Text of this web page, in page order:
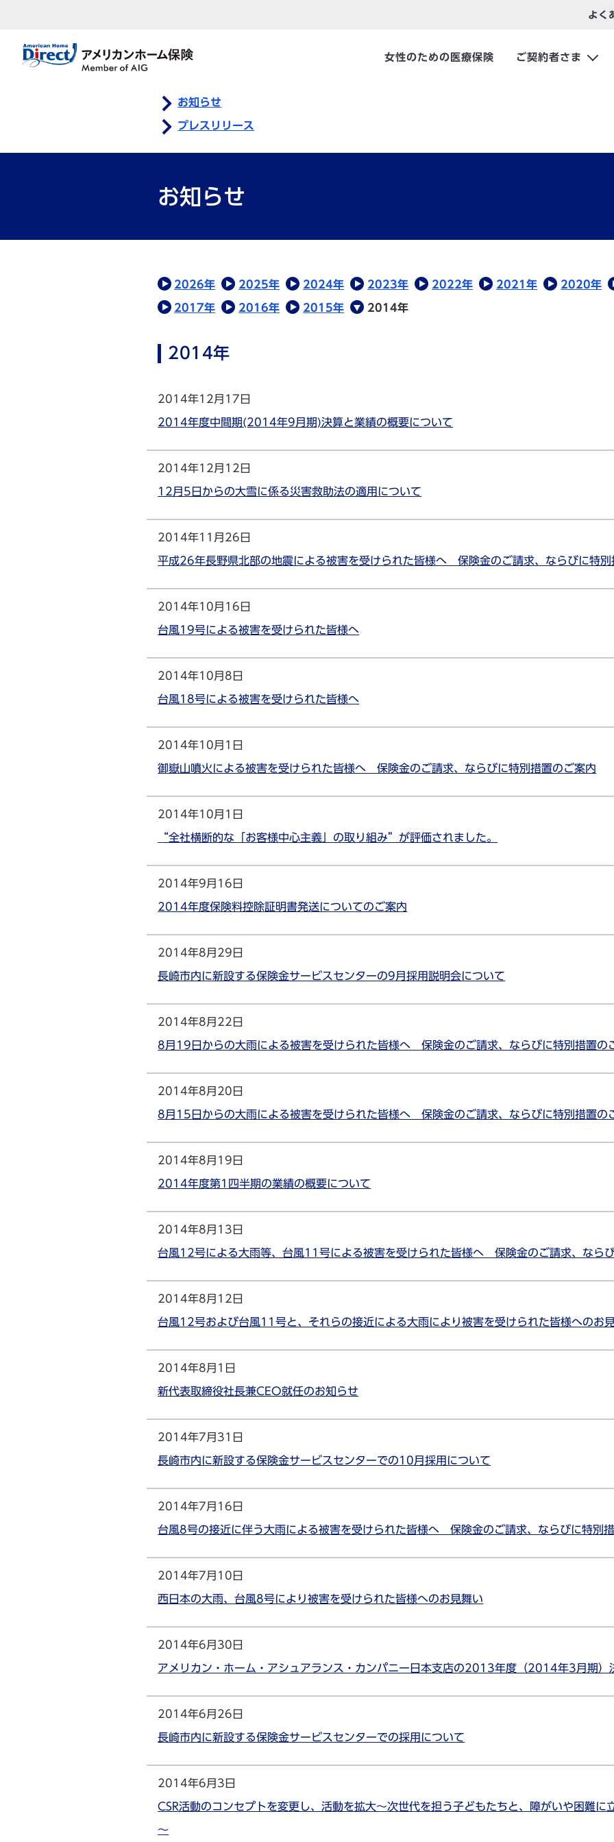
よく
女性のための医療保険 ご契約者さま
お知らせ
プレスリリース
お知らせ
2026年 2025年 2024年 2023年 2022年 2021年 2020年
2017年 2016年 2015年 2014年
2014年
2014年12月17日
2014年度中間期(2014年9月期)決算と業績の概要について
2014年12月12日
12月5日からの大雪に係る災害救助法の適用について
2014年11月26日
平成26年長野県北部の地震による被害を受けられた皆様へ 保険金のご請求、ならびに特別
2014年10月16日
台風19号による被害を受けられた皆様へ
2014年10月8日
台風18号による被害を受けられた皆様へ
2014年10月1日
御嶽山噴火による被害を受けられた皆様へ 保険金のご請求、ならびに特別措置のご案内
2014年10月1日
“全社横断的な「お客様中心主義」の取り組み”が評価されました。
2014年9月16日
2014年度保険料控除証明書発送についてのご案内
2014年8月29日
長崎市内に新設する保険金サービスセンターの9月採用説明会について
2014年8月22日
8月19日からの大雨による被害を受けられた皆様へ 保険金のご請求、ならびに特別措置の
2014年8月20日
8月15日からの大雨による被害を受けられた皆様へ 保険金のご請求、ならびに特別措置の
2014年8月19日
2014年度第1四半期の業績の概要について
2014年8月13日
台風12号による大雨等、台風11号による被害を受けられた皆様へ 保険金のご請求、なら
2014年8月12日
台風12号および台風11号と、それらの接近による大雨により被害を受けられた皆様へのお
2014年8月1日
新代表取締役社長兼CEO就任のお知らせ
2014年7月31日
長崎市内に新設する保険金サービスセンターでの10月採用について
2014年7月16日
台風8号の接近に伴う大雨による被害を受けられた皆様へ 保険金のご請求、ならびに特別
2014年7月10日
西日本の大雨、台風8号により被害を受けられた皆様へのお見舞い
2014年6月30日
アメリカン・ホーム・アシュアランス・カンパニー日本支店の2013年度（2014年3月期）
2014年6月26日
長崎市内に新設する保険金サービスセンターでの採用について
2014年6月3日
CSR活動のコンセプトを変更し、活動を拡大～次世代を担う子どもたちと、障がいや困難に
～